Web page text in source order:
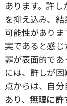
あります。許
を抑え込み、
可能性があり
実であると感
罪が表面的で
には、許しが
点からは、自
あり、 無理に許